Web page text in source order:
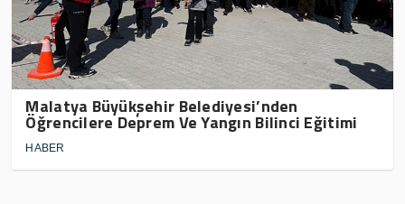
Malatya Büyükşehir Belediyesi’nden
Öğrencilere Deprem Ve Yangın Bilinci Eğitimi
HABER